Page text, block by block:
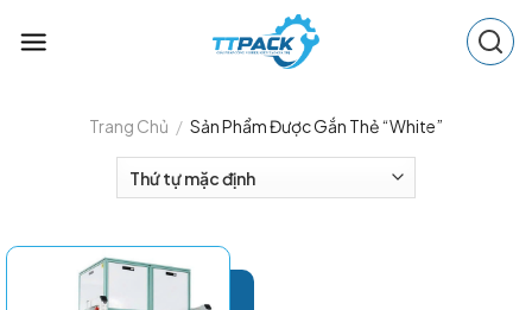
Trang Chủ / Sản Phẩm Được Gắn Thẻ “white”